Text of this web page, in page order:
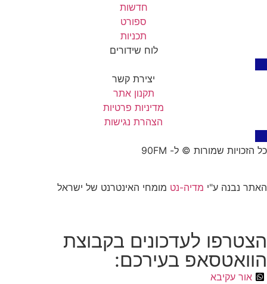
חדשות
ספורט
תכניות
לוח שידורים
יצירת קשר
תקנון אתר
מדיניות פרטיות
הצהרת נגישות
כל הזכויות שמורות © ל- 90FM
האתר נבנה ע"י מדיה-נט מומחי האינטרנט של ישראל
הצטרפו לעדכונים בקבוצת
הוואטסאפ בעירכם:
אור עקיבא